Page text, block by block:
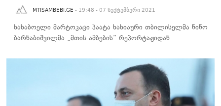
MTISAMBEBI.GE - 19:48 - 07 სექტემბერი 2021
ხახაბოელი მარტოკაცი პაატა ხახიაური თბილისელმა ნინო
ბარნაბიშვილმა „მთის ამბების“ რეპორტაჟიდან…